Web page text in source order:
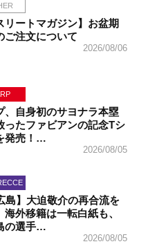
リートマガジン】お盆期
ご注文について
2026/08/06
、自身初のサヨナラ本塁
ったファビアンの記念Tシ
発売！…
2026/08/05
島】大迫敬介の再合流を
海外移籍は一転白紙も、
の選手…
2026/08/05